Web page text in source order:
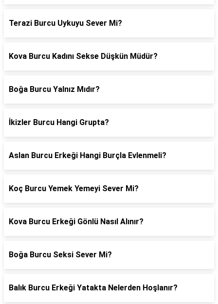
Terazi Burcu Uykuyu Sever Mi?
Kova Burcu Kadını Sekse Düşkün Müdür?
Boğa Burcu Yalnız Mıdır?
İkizler Burcu Hangi Grupta?
Aslan Burcu Erkeği Hangi Burçla Evlenmeli?
Koç Burcu Yemek Yemeyi Sever Mi?
Kova Burcu Erkeği Gönlü Nasıl Alınır?
Boğa Burcu Seksi Sever Mi?
Balık Burcu Erkeği Yatakta Nelerden Hoşlanır?